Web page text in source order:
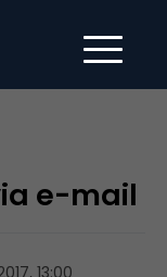
e-mail
13:00